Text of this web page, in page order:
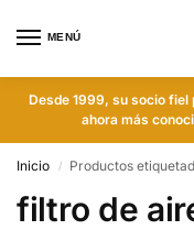
MENÚ
Desde 1999, su socio fiel
ahora más
Inicio / Productos
filtro de